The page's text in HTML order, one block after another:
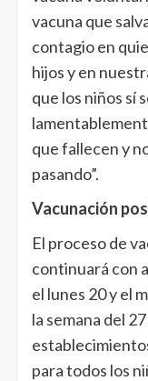
vacuna que
contagio en
hijos y en
que los niños sí
que fallecen y
pasando”.
Vacunación
El proceso de
continuará con
el lunes 20 y el
la semana del
para todos los